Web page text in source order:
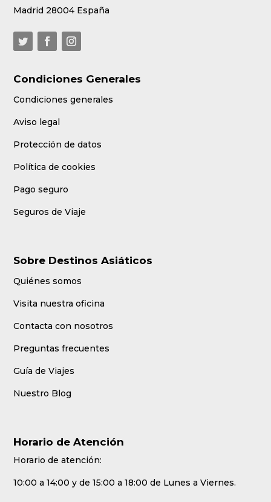
Madrid 28004 España
Condiciones Generales
Condiciones generales
Aviso legal
Protección de datos
Política de cookies
Pago seguro
Seguros de Viaje
Sobre Destinos Asiáticos
Quiénes somos
Visita nuestra oficina
Contacta con nosotros
Preguntas frecuentes
Guía de Viajes
Nuestro Blog
Horario de Atención
Horario de atención:
10:00 a 14:00 y de 15:00 a 18:00 de Lunes a Viernes.